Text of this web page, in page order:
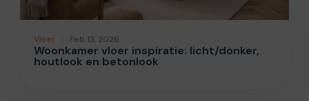
Vloer Feb 13, 2026
Woonkamer vloer inspiratie: licht/donker,
houtlook en betonlook